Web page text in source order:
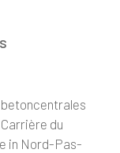
du
in Nord-Pas-